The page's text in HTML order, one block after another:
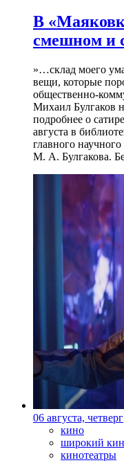
В
смешном и
»…склад моего
вещи, которые
общественно-
Михаил Булгаков
подробнее о
августа в
главного
М. А. Булгакова.
06 августа, четверг
кино
широкий
кинотеатры